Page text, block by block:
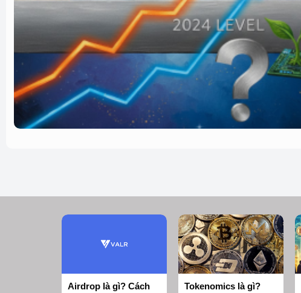
Airdrop là gì? Cách
Tokenomics là gì?